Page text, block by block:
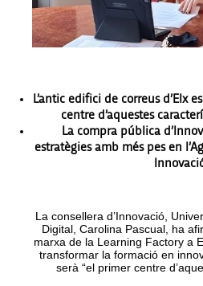
L’antic edifici de correus d’Elx
centre d’aquestes
La compra pública
estratègies amb més pes en
La consellera d’Innovació,
Digital, Carolina Pascual, ha
marxa de la Learning Factory a
transformar la formació en
serà “el primer centre